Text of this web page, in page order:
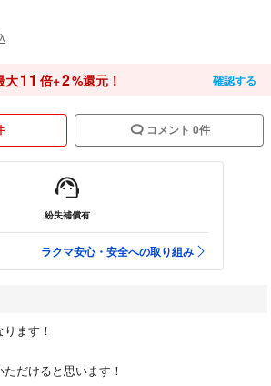
大11 倍+2%還元！ 確認する
コメント 0件
紛失補償有
ラクマ安心・安全への取り組み
ます！
だけると思います！